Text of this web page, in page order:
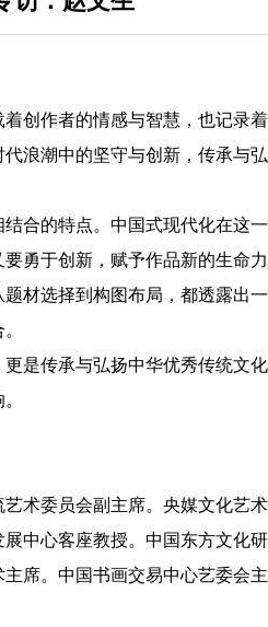
创作者的情感与智慧，也记录
浪潮中的坚守与创新，传承与
合的特点。中国式现代化在这
勇于创新，赋予作品新的生命力
选择到构图布局，都透露出一
是传承与弘扬中华优秀传统文
术委员会副主席。央媒文化艺
中心客座教授。中国东方文化
席。中国书画交易中心艺委会